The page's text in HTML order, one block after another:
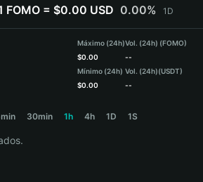
FOMO = $0.00 USD 0.00% 1D
Máximo (24h)
$0.00
Mínimo (24h)
$0.00
Vol. (24h) (FOMO)
--
Vol. (24h)(USDT)
--
30min 1h 4h 1D 1S